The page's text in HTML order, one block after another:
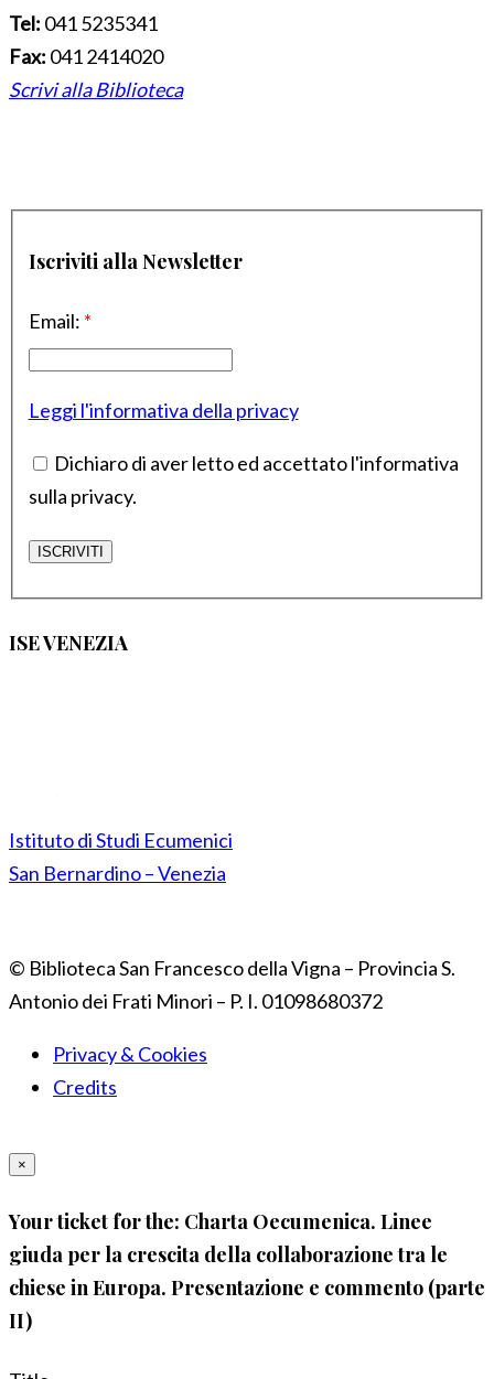
Tel: 041 5235341
Fax: 041 2414020
Scrivi alla Biblioteca
Iscriviti alla Newsletter
Email: *
Leggi l'informativa della privacy
Dichiaro di aver letto ed accettato l'informativa
sulla privacy.
ISE VENEZIA
Istituto di Studi Ecumenici
San Bernardino – Venezia
© Biblioteca San Francesco della Vigna – Provincia S.
Antonio dei Frati Minori – P. I. 01098680372
Privacy & Cookies
Credits
×
Your ticket for the: Charta Oecumenica. Linee
giuda per la crescita della collaborazione tra le
chiese in Europa. Presentazione e commento (parte
II)